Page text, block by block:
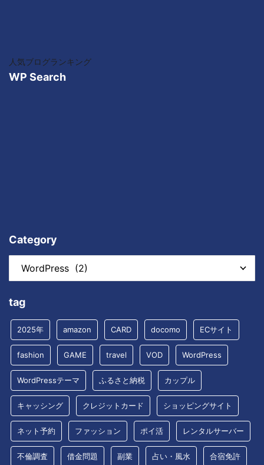
人気ブログランキング
WP Search
Category
tag
2025年 amazon CARD docomo ECサイト
fashion GAME travel VOD WordPress
WordPressテーマ ふるさと納税 カップル
キャッシング クレジットカード ショッピングサイト
ネット予約 ファッション ポイ活 レンタルサーバー
不倫調査 借金問題 副業 占い・風水 合宿免許